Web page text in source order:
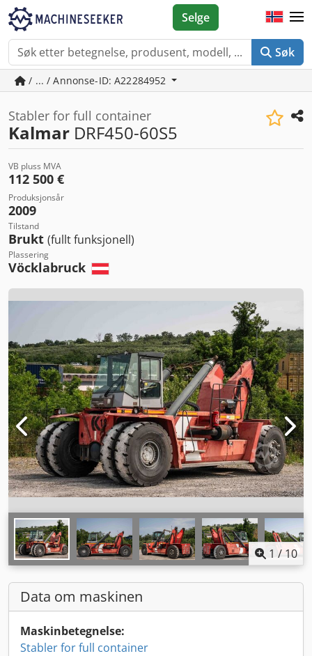
Søk
Selge
/ ... / Annonse-ID: A22284952
Stabler for full container
Kalmar DRF450-60S5
VB pluss MVA
112 500 €
Produksjonsår
2009
Tilstand
Brukt (fullt funksjonell)
Plassering
Vöcklabruck
1 /10
Data om maskinen
Maskinbetegnelse:
Stabler for full container